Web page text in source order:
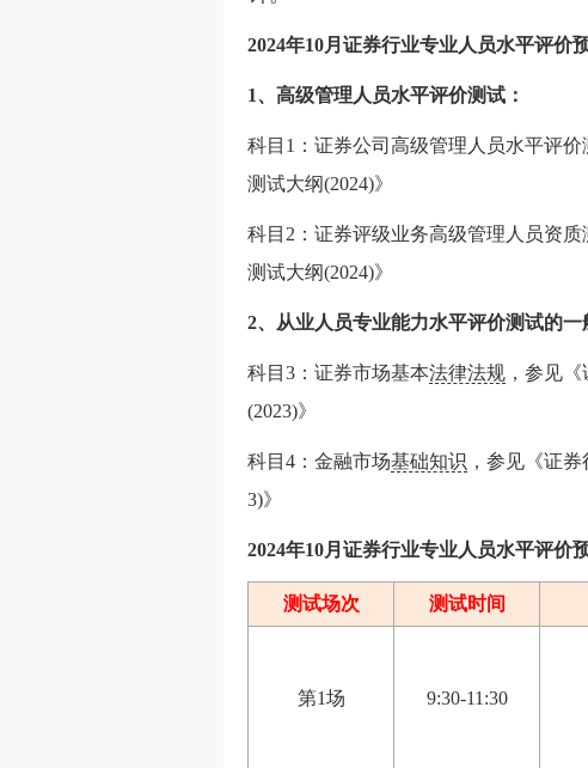
2024年10月证券行业专业人员水平评价
1、高级管理人员水平评价测试：
科目1：证券公司高级管理人员水平评
测试大纲(2024)》
科目2：证券评级业务高级管理人员资
测试大纲(2024)》
2、从业人员专业能力水平评价测试的一
科目3：证券市场基本法律法规 ，参见
(2023)》
科目4：金融市场基础知识 ，参见《证
3)》
2024年10月证券行业专业人员水平评价
测试场次 测试时间
第1场 9:30-11:30